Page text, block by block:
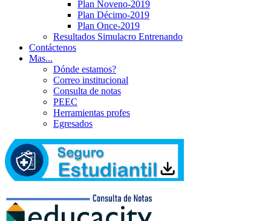
Plan Noveno-2019
Plan Décimo-2019
Plan Once-2019
Resultados Simulacro Entrenando
Contáctenos
Mas...
Dónde estamos?
Correo institucional
Consulta de notas
PEEC
Herramientas profes
Egresados